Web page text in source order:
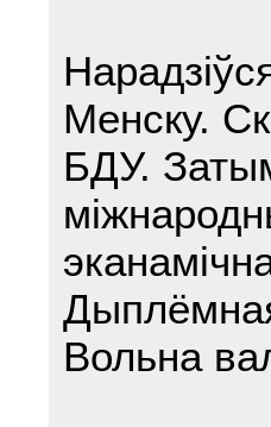
Менску.
БДУ.
Вольна